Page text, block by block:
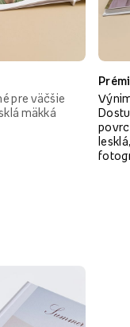
pre väčšie
mäkká